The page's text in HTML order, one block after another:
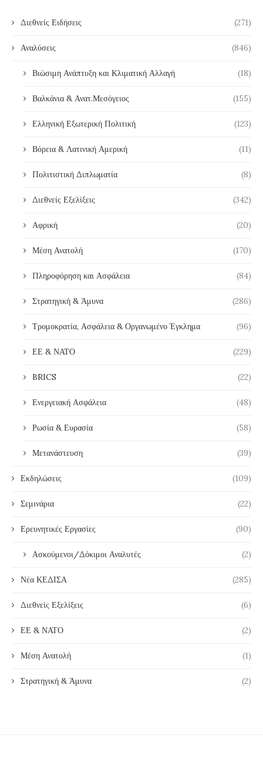
Διεθνείς Ειδήσεις (271)
Αναλύσεις (846)
Βιώσιμη Ανάπτυξη και Κλιματική Αλλαγή (18)
Βαλκάνια & Ανατ.Μεσόγειος (155)
Ελληνική Εξωτερική Πολιτική (123)
Βόρεια & Λατινική Αμερική (11)
Πολιτιστική Διπλωματία (8)
Διεθνείς Εξελίξεις (342)
Αφρική (20)
Μέση Ανατολή (170)
Πληροφόρηση και Ασφάλεια (84)
Στρατηγική & Άμυνα (286)
Τρομοκρατία, Ασφάλεια & Οργανωμένο Έγκλημα (96)
ΕΕ & ΝΑΤΟ (229)
BRICS (22)
Ενεργειακή Ασφάλεια (48)
Ρωσία & Ευρασία (58)
Μετανάστευση (39)
Εκδηλώσεις (109)
Σεμινάρια (22)
Ερευνητικές Εργασίες (90)
Ασκούμενοι/Δόκιμοι Αναλυτές (2)
Νέα ΚΕΔΙΣΑ (285)
Διεθνείς Εξελίξεις (6)
ΕΕ & ΝΑΤΟ (2)
Μέση Ανατολή (1)
Στρατηγική & Άμυνα (2)